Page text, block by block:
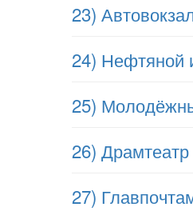
23)
24) Нефтяной
25)
26) Драмтеатр
27)